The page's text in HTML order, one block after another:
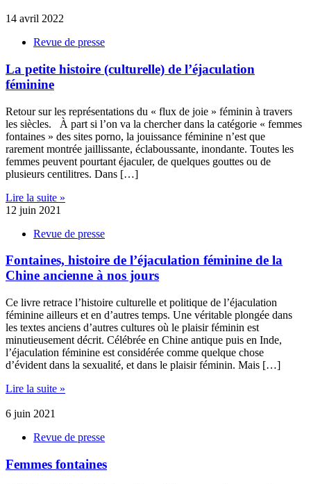
14 avril 2022
Revue de presse
La petite histoire (culturelle) de l’éjaculation
féminine
Retour sur les représentations du « flux de joie » féminin à travers
les siècles. À part si l’on va la chercher dans la catégorie « femmes
fontaines » des sites porno, la jouissance féminine n’est que
rarement montrée jaillissante, éclaboussante, inondante. Toutes les
femmes peuvent pourtant éjaculer, de quelques gouttes ou de
plusieurs centilitres. Dans […]
Lire la suite »
12 juin 2021
Revue de presse
Fontaines, histoire de l’éjaculation féminine de la
Chine ancienne à nos jours
Ce livre retrace l’histoire culturelle et politique de l’éjaculation
féminine ailleurs et en d’autres temps. Une véritable plongée dans
les textes anciens d’autres cultures où le plaisir féminin est
minutieusement décrit. Célébrée en Chine antique puis en Inde,
l’éjaculation féminine est considérée comme quelque chose
d’évident dans la sexualité, et dans le plaisir féminin. Mais […]
Lire la suite »
6 juin 2021
Revue de presse
Femmes fontaines